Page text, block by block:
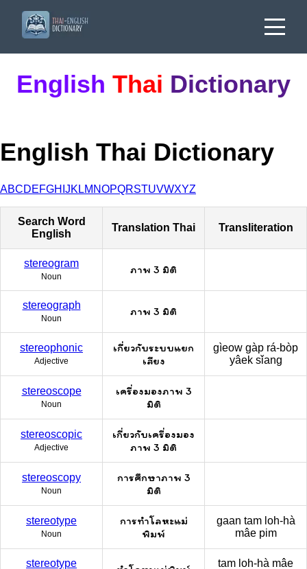
English Thai Dictionary
English Thai Dictionary
ABCDEFGH JK LM NOPQRSTUVWXYZ
Search Word
English
Translation Thai Transliteration
stereogram
Noun
ภาพ 3 มิติ
stereograph
Noun
ภาพ 3 มิติ
stereophonic
Adjective
เกี่ยวกับระบบแยก
เสียง
gìeow gàp rá-bòp
yâek sǐang
stereoscope
Noun
เครื่องมองภาพ 3
มิติ
stereoscopic
Adjective
เกี่ยวกับเครื่องมอง
ภาพ 3 มิติ
stereoscopy
Noun
การศึกษาภาพ 3
มิติ
stereotype
Noun
การทำโลหะแม่
พิมพ์
gaan tam loh-hà
mâe pim
stereotype
tam loh-hà mâe